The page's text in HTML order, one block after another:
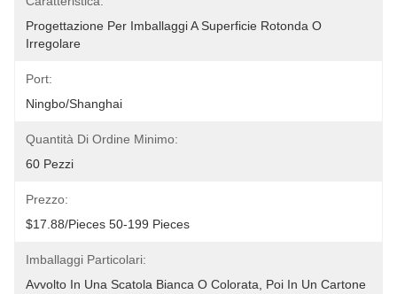
Progettazione Per Imballaggi A Superficie Rotonda O
Irregolare
Port:
Ningbo/Shanghai
Quantità Di Ordine Minimo:
60 Pezzi
Prezzo:
$17.88/pieces 50-199 Pieces
Imballaggi Particolari:
Avvolto In Una Scatola Bianca O Colorata, Poi In Un Cartone